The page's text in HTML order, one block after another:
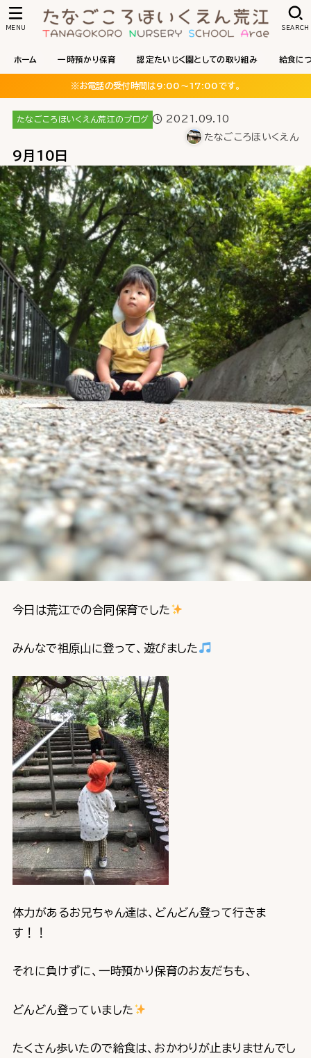
ホーム 一時預かり保育 認定たいじく園としての取り組み 給食に
SEARCH
MENU
※お電話の受付時間は9:00〜17:00です。
たなごころほいくえん荒江のブログ
2021.09.10
たなごころほいくえん
9月10日
今日は荒江での合同保育でした
みんなで祖原山に登って、遊びました
体力があるお兄ちゃん達は、どんどん登って行きま
す！！
それに負けずに、一時預かり保育のお友だちも、
どんどん登っていました
たくさん歩いたので給食は、おかわりが止まりませんでし